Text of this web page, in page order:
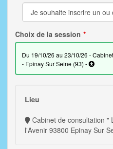
Choix de la session
du 19/10/26 au 23/10/26 - Cabinet de consultation " Les Colibris "
- Epinay Sur Seine (93) -
Lieu